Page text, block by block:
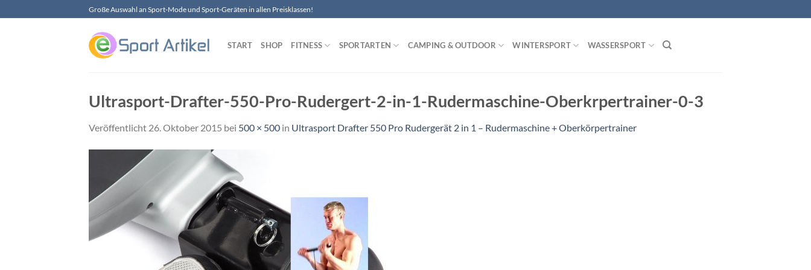
Inhalt
Große Auswahl an Sport-Mode und Sport-Geräten in allen Preisklassen!
START SHOP FITNESS SPORTARTEN CAMPING & OUTDOOR WINTERSPORT WASSERSPORT
Ultrasport-Drafter-550-Pro-Rudergert-2-in-1-Rudermaschine-Oberkrpertrainer-0-3
Veröffentlicht 26. Oktober 2015 bei 500 × 500 in Ultrasport Drafter 550 Pro Rudergerät 2 in 1 – Rudermaschine + Oberkörpertrainer